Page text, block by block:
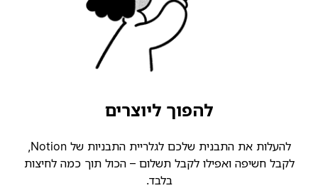
להפוך ליוצרים
להעלות את התבנית שלכם לגלריית התבניות של Notion,
לקבל חשיפה ואפילו לקבל תשלום – הכול תוך כמה לחיצות
בלבד.